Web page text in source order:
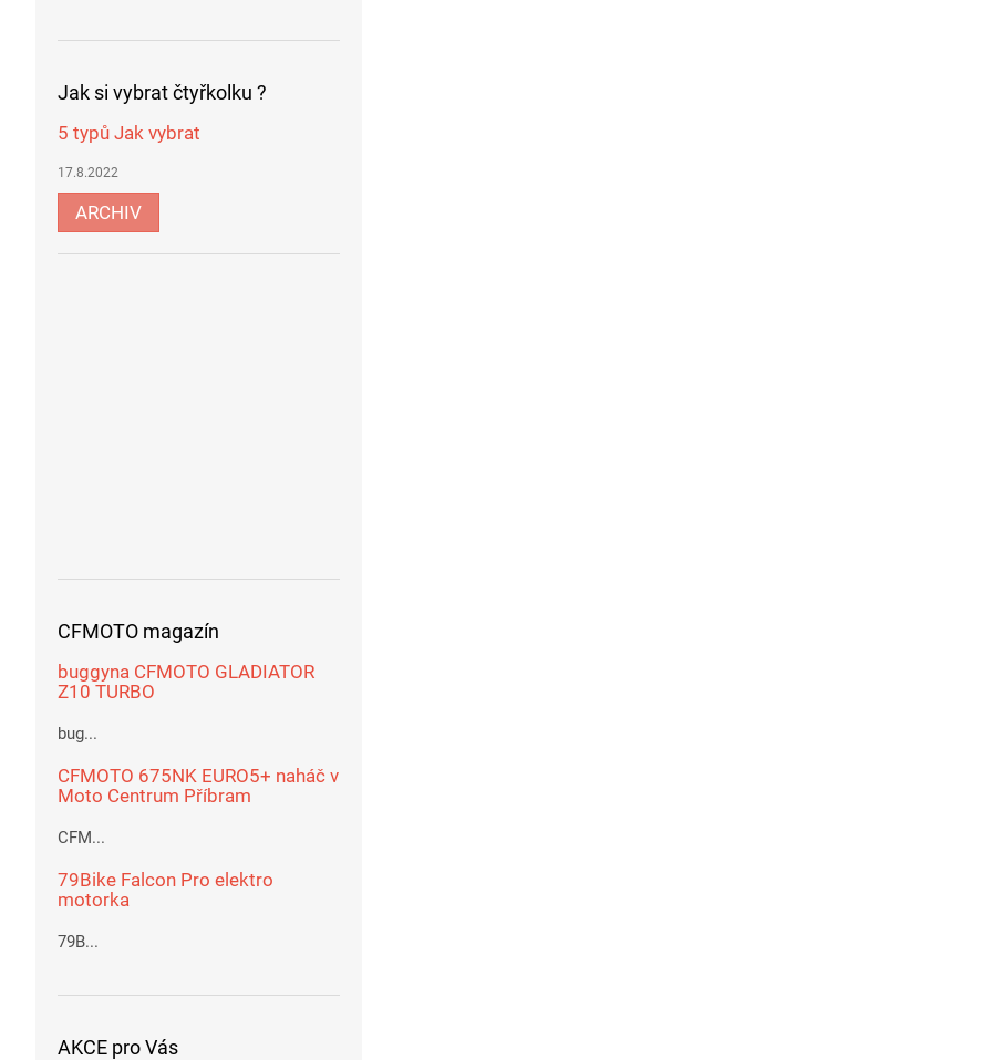
Jak si vybrat čtyřkolku ?
5 typů Jak vybrat
17.8.2022
ARCHIV
CFMOTO magazín
buggyna CFMOTO GLADIATOR
Z10 TURBO
bug...
CFMOTO 675NK EURO5+ naháč v
Moto Centrum Příbram
CFM...
79Bike Falcon Pro elektro
motorka
79B...
AKCE pro Vás